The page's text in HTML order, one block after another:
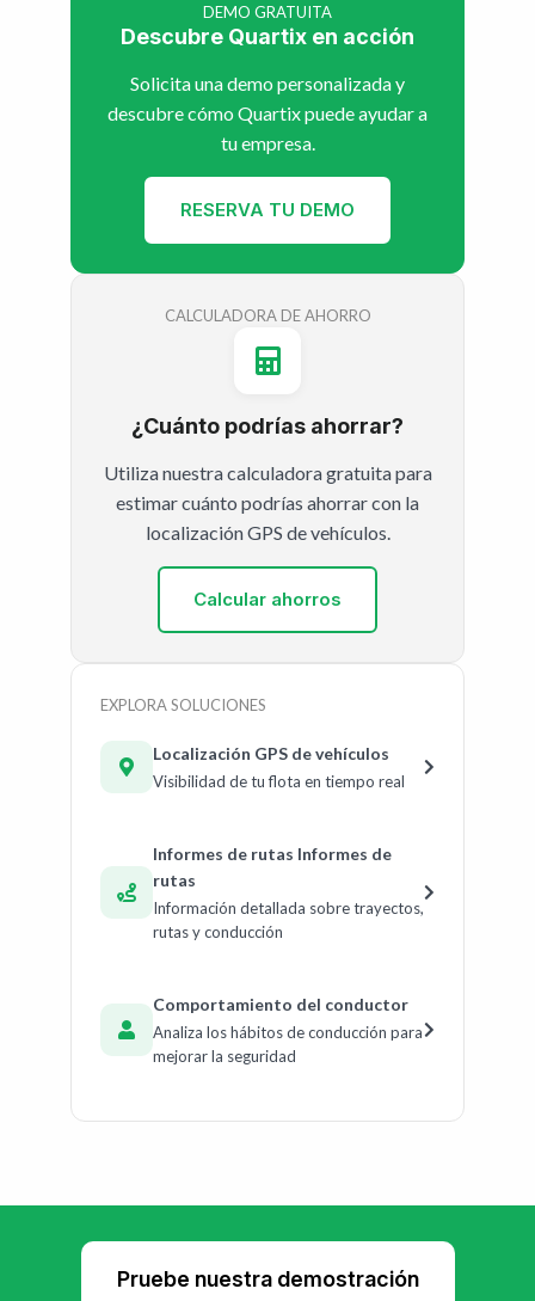
DEMO GRATUITA
Descubre Quartix en acción
Solicita una demo personalizada y
descubre cómo Quartix puede ayudar a
tu empresa.
RESERVA TU DEMO
CALCULADORA DE AHORRO
¿Cuánto podrías ahorrar?
Utiliza nuestra calculadora gratuita para
estimar cuánto podrías ahorrar con la
localización GPS de vehículos.
Calcular ahorros
EXPLORA SOLUCIONES
Localización GPS de vehículos
Visibilidad de tu flota en tiempo real
Informes de rutas Informes de
rutas
Información detallada sobre trayectos,
rutas y conducción
Comportamiento del conductor
Analiza los hábitos de conducción para
mejorar la seguridad
Pruebe nuestra demostración